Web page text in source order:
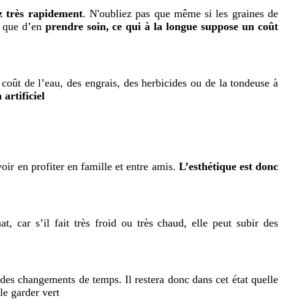
très rapidement. N'oubliez pas que même si les graines de
d’en prendre soin, ce qui à la longue suppose un coût
de l’eau, des engrais, des herbicides ou de la tondeuse à
artificiel
en profiter en famille et entre amis. L’esthétique est donc
car s’il fait très froid ou très chaud, elle peut subir des
changements de temps. Il restera donc dans cet état quelle
garder vert